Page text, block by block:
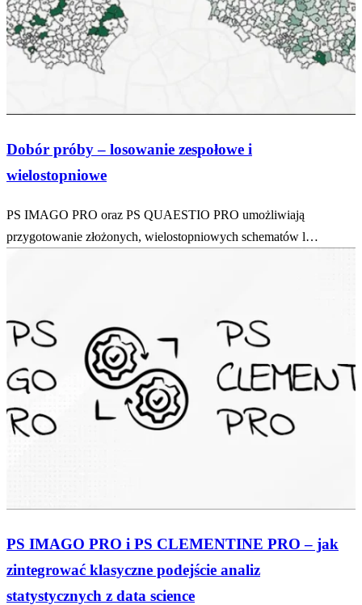
Dobór próby – losowanie zespołowe i
wielostopniowe
PS IMAGO PRO oraz PS QUAESTIO PRO umożliwiają
przygotowanie złożonych, wielostopniowych schematów l…
PS IMAGO PRO i PS CLEMENTINE PRO – jak
zintegrować klasyczne podejście analiz
statystycznych z data science